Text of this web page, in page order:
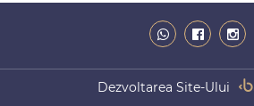
Dezvoltarea Site-Ului